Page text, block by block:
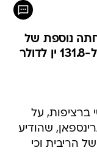
נוספת של
ברציפות, על
שהודיע
הריבית וכי